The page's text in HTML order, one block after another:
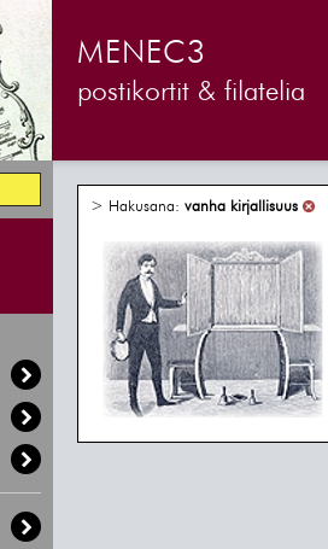
MENEC3
postikortit & filatelia
> Hakusana: vanha kirjallisuus